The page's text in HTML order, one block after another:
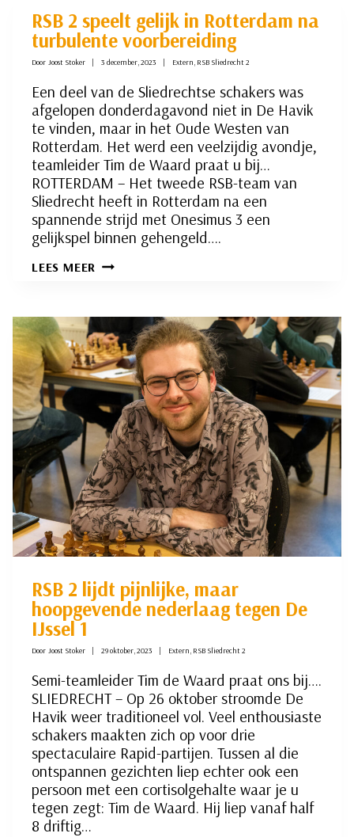
(RSB,
8
FEBRUARI
2024)
RSB 2 speelt gelijk in Rotterdam na
turbulente voorbereiding
Door Joost Stoker 3 december, 2023 Extern, RSB Sliedrecht 2
Een deel van de Sliedrechtse schakers was
afgelopen donderdagavond niet in De Havik
te vinden, maar in het Oude Westen van
Rotterdam. Het werd een veelzijdig avondje,
teamleider Tim de Waard praat u bij…
ROTTERDAM – Het tweede RSB-team van
Sliedrecht heeft in Rotterdam na een
spannende strijd met Onesimus 3 een
gelijkspel binnen gehengeld….
LEES MEER RSB
IN
ROTTERDAM
NA
TURBULENTE
VOORBEREIDING
RSB 2 lijdt pijnlijke, maar
hoopgevende nederlaag tegen De
IJssel 1
Door Joost Stoker 29 oktober, 2023 Extern, RSB Sliedrecht 2
Semi-teamleider Tim de Waard praat ons bij….
SLIEDRECHT – Op 26 oktober stroomde De
Havik weer traditioneel vol. Veel enthousiaste
schakers maakten zich op voor drie
spectaculaire Rapid-partijen. Tussen al die
ontspannen gezichten liep echter ook een
persoon met een cortisolgehalte waar je u
tegen zegt: Tim de Waard. Hij liep vanaf half
8 driftig…